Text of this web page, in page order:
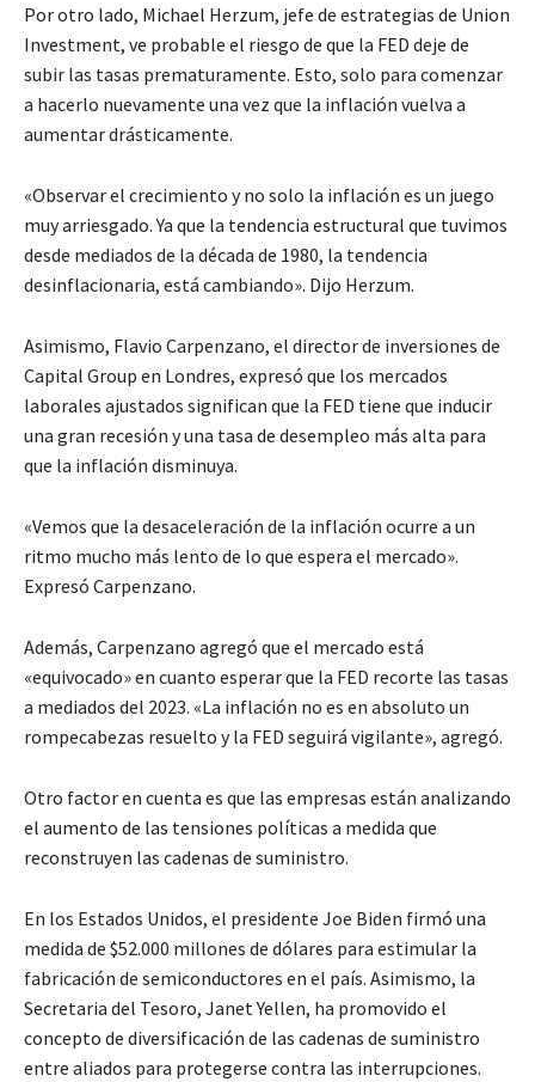
Por otro lado, Michael Herzum, jefe de estrategias de Union
Investment, ve probable el riesgo de que la FED deje de
subir las tasas prematuramente. Esto, solo para comenzar
a hacerlo nuevamente una vez que la inflación vuelva a
aumentar drásticamente.
«Observar el crecimiento y no solo la inflación es un juego
muy arriesgado. Ya que la tendencia estructural que tuvimos
desde mediados de la década de 1980, la tendencia
desinflacionaria, está cambiando». Dijo Herzum.
Asimismo, Flavio Carpenzano, el director de inversiones de
Capital Group en Londres, expresó que los mercados
laborales ajustados significan que la FED tiene que inducir
una gran recesión y una tasa de desempleo más alta para
que la inflación disminuya.
«Vemos que la desaceleración de la inflación ocurre a un
ritmo mucho más lento de lo que espera el mercado».
Expresó Carpenzano.
Además, Carpenzano agregó que el mercado está
«equivocado» en cuanto esperar que la FED recorte las tasas
a mediados del 2023. «La inflación no es en absoluto un
rompecabezas resuelto y la FED seguirá vigilante», agregó.
Otro factor en cuenta es que las empresas están analizando
el aumento de las tensiones políticas a medida que
reconstruyen las cadenas de suministro.
En los Estados Unidos, el presidente Joe Biden firmó una
medida de $52.000 millones de dólares para estimular la
fabricación de semiconductores en el país. Asimismo, la
Secretaria del Tesoro, Janet Yellen, ha promovido el
concepto de diversificación de las cadenas de suministro
entre aliados para protegerse contra las interrupciones.